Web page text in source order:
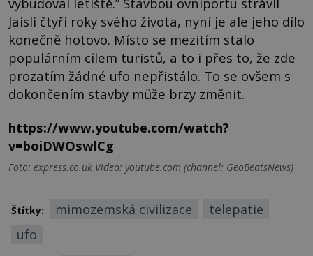
Jaisli čtyři roky svého života, nyní je ale jeho dílo
konečně hotovo. Místo se mezitím stalo
populárním cílem turistů, a to i přes to, že zde
prozatím žádné ufo nepřistálo. To se ovšem s
dokončením stavby může brzy změnit.
https://www.youtube.com/watch?
v=boiDWOswlCg
Foto: express.co.uk Video: youtube.com (channel: GeoBeatsNews)
Štítky: mimozemská civilizace
telepatie
ufo